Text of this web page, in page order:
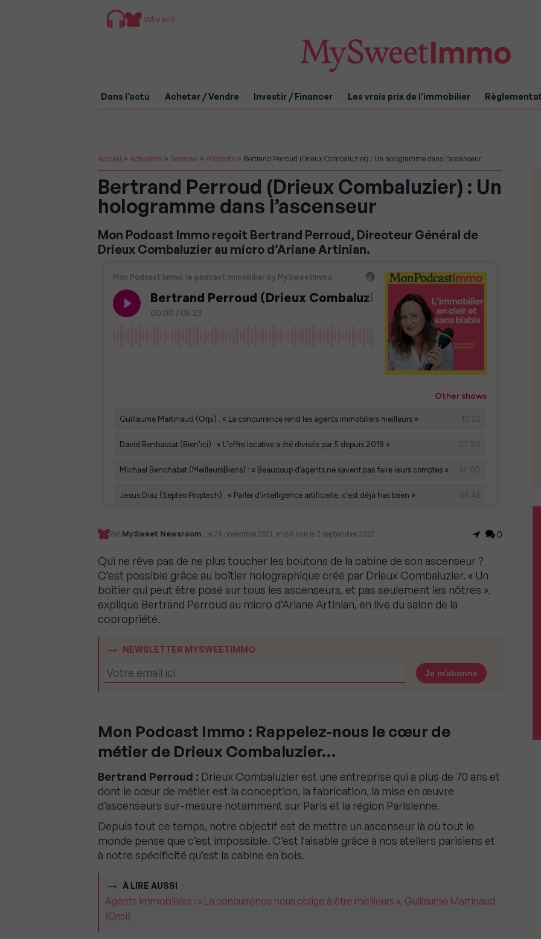
Votre avis
Dans l’actu Acheter / Vendre Investir / Financer Les vrais prix de l’immobilier
Accueil > Actualités > Services > Podcasts > Bertrand Perroud (Drieux Combaluzier) : Un hologramme dans l’ascenseur
Bertrand Perroud (Drieux Combaluzier) : Un
hologramme dans l’ascenseur
Mon Podcast Immo reçoit Bertrand Perroud, Directeur Général de
Drieux Combaluzier au micro d’Ariane Artinian.
Par MySweet Newsroom , le 24 novembre 2021, mis à jour le 2 septembre 2022 0
Qui ne rêve pas de ne plus toucher les boutons de la cabine de son ascenseur ?
C’est possible grâce au boîtier holographique créé par Drieux Combaluzier. « Un
boitier qui peut être posé sur tous les ascenseurs, et pas seulement les nôtres »,
explique Bertrand Perroud au micro d’Ariane Artinian, en live du salon de la
copropriété.
NEWSLETTER MYSWEETIMMO
Mon Podcast Immo : Rappelez-nous le cœur de
métier de Drieux Combaluzier…
Bertrand Perroud : Drieux Combaluzier est une entreprise qui a plus de 70 ans et
dont le cœur de métier est la conception, la fabrication, la mise en œuvre
d’ascenseurs sur-mesure notamment sur Paris et la région Parisienne.
Depuis tout ce temps, notre objectif est de mettre un ascenseur là où tout le
monde pense que c’est impossible. C’est faisable grâce à nos ateliers parisiens et
à notre spécificité qu’est la cabine en bois.
À LIRE AUSSI
Agents immobiliers : « La concurrence nous oblige à être meilleurs », Guillaume Martinaud
(Orpi)